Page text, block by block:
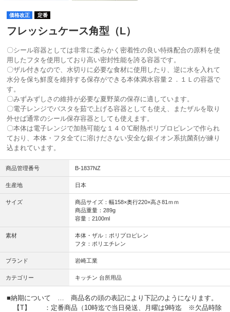
価格改正 定番
フレッシュケース角型（L）
〇シール容器としては非常に柔らかく密着性の良い特殊配合の原料を使
用したフタを使用しており高い密封性能を誇る容器です。
〇ザル付きなので、水切りに必要な食材に使用したり、逆に水を入れて
水分を保ち鮮度を維持する保存ができる本体満水容量２．１Ｌの容器で
す。
〇みずみずしさの維持が必要な夏野菜の保存に適しています。
〇電子レンジでバスタを茹で上げる容器としても使え、またザルを取り
外せば通常のシール保存容器としても使えます。
〇本体は電子レンジで加熱可能な１４０℃耐熱ポリプロピレンで作られ
ており、本体・フタ全てに溶けださない安全な銀イオン系抗菌剤が練り
込まれています。
商品管理番号 B-1837NZ
生産地 日本
サイズ
商品サイズ：幅158×奥行220×高さ81ｍｍ
商品重量：289g
容量：2100ml
素材
本体・ザル：ポリプロピレン
フタ：ポリエチレン
ブランド 岩崎工業
カテゴリー キッチン 台所用品
■納期について … 商品名の頭の表記により下記のようになります。
【T】 ：定番商品（10時迄で当日発送、月曜は9時迄 ※欠品時除